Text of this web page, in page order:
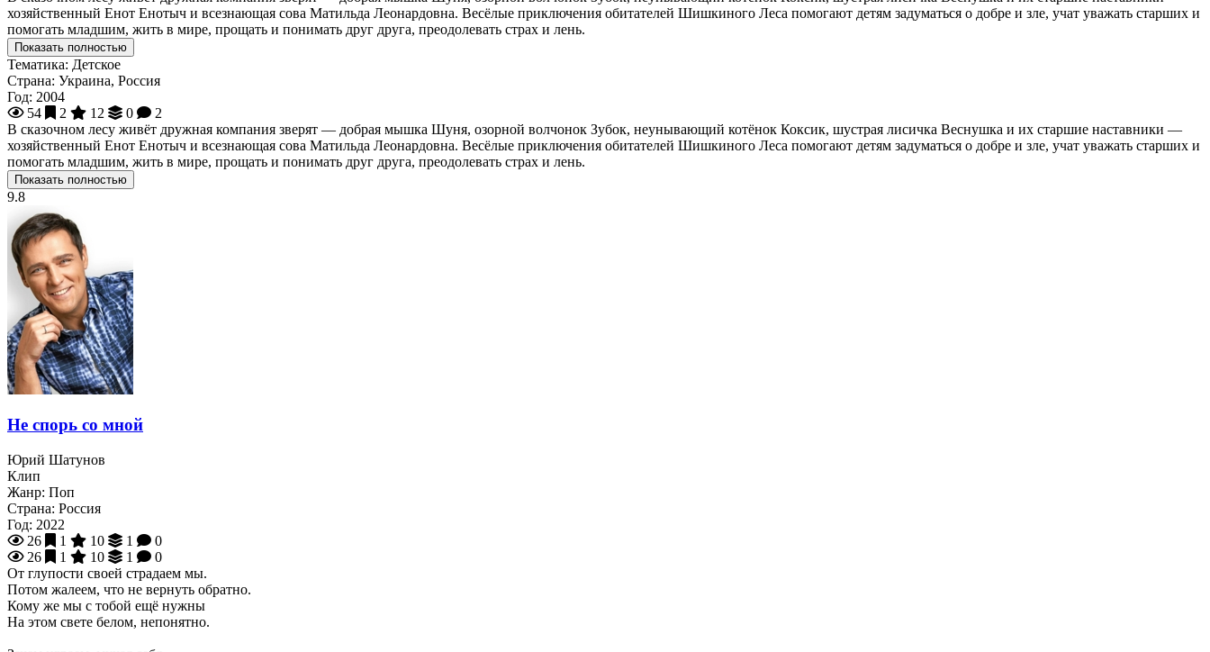
хозяйственный Енот Енотыч и всезнающая сова Матильда Леонардовна. Весёлые приключения обитателей Шишкиного Леса помогают детям задуматься о добре и зле, учат уважать старших и
помогать младшим, жить в мире, прощать и понимать друг друга, преодолевать страх и лень.
Показать полностью
Тематика: Детское
Страна: Украина, Россия
Год: 2004
54
2 12 0
2
В сказочном лесу живёт дружная компания зверят — добрая мышка Шуня, озорной волчонок Зубок, неунывающий котёнок Коксик, шустрая лисичка Веснушка и их старшие наставники —
хозяйственный Енот Енотыч и всезнающая сова Матильда Леонардовна. Весёлые приключения обитателей Шишкиного Леса помогают детям задуматься о добре и зле, учат уважать старших и
помогать младшим, жить в мире, прощать и понимать друг друга, преодолевать страх и лень.
Показать полностью
9.8
Не спорь со мной
Юрий Шатунов
Клип
Жанр: Поп
Страна: Россия
Год: 2022
26
1 10 1
0
26
1 10 1
0
От глупости своей страдаем мы.
Потом жалеем, что не вернуть обратно.
Кому же мы с тобой ещё нужны
На этом свете белом, непонятно.